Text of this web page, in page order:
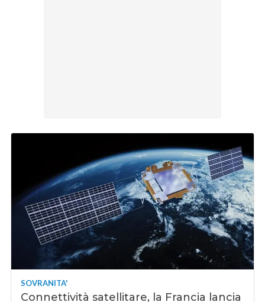
SOVRANITA'
Connettività satellitare, la Francia lancia